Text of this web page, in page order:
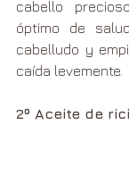
cabello
óptimo de
cabelludo y
caída levemente.
2º Aceite de